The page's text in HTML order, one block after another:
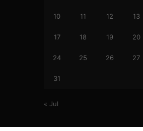
10 11 12 13
17 18 19 20
24 25 26 27
31
« Jul